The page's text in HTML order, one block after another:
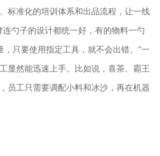
标准化的培训体系和出品流程，让一线
连勺子的设计都统一好，有的物料一勺
，只要使用指定工具，就不会出错。”一
显然能迅速上手。比如说，喜茶、霸王
员工只需要调配小料和冰沙，再在机器